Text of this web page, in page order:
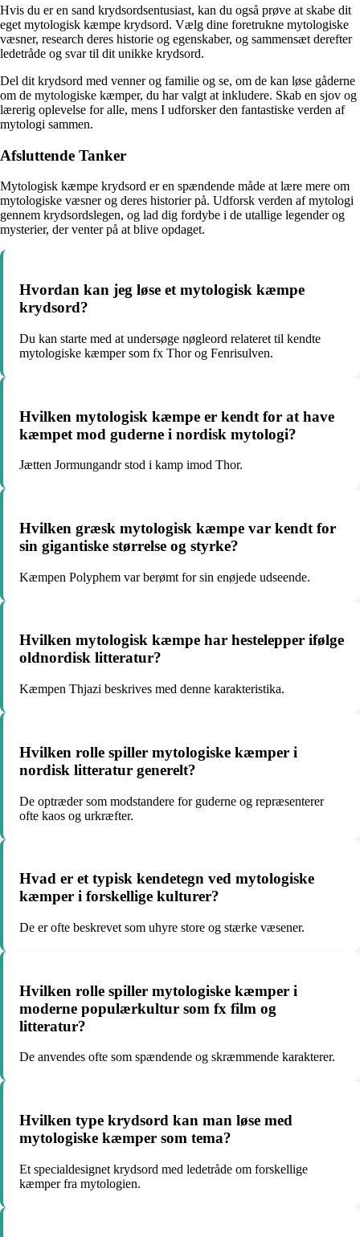
Hvis du er en sand krydsordsentusiast, kan du også prøve at skabe dit
eget mytologisk kæmpe krydsord. Vælg dine foretrukne mytologiske
væsner, research deres historie og egenskaber, og sammensæt derefter
ledetråde og svar til dit unikke krydsord.
Del dit krydsord med venner og familie og se, om de kan løse gåderne
om de mytologiske kæmper, du har valgt at inkludere. Skab en sjov og
lærerig oplevelse for alle, mens I udforsker den fantastiske verden af
mytologi sammen.
Afsluttende Tanker
Mytologisk kæmpe krydsord er en spændende måde at lære mere om
mytologiske væsner og deres historier på. Udforsk verden af mytologi
gennem krydsordslegen, og lad dig fordybe i de utallige legender og
mysterier, der venter på at blive opdaget.
Hvordan kan jeg løse et mytologisk kæmpe
krydsord?
Du kan starte med at undersøge nøgleord relateret til kendte
mytologiske kæmper som fx Thor og Fenrisulven.
Hvilken mytologisk kæmpe er kendt for at have
kæmpet mod guderne i nordisk mytologi?
Jætten Jormungandr stod i kamp imod Thor.
Hvilken græsk mytologisk kæmpe var kendt for
sin gigantiske størrelse og styrke?
Kæmpen Polyphem var berømt for sin enøjede udseende.
Hvilken mytologisk kæmpe har hestelepper ifølge
oldnordisk litteratur?
Kæmpen Thjazi beskrives med denne karakteristika.
Hvilken rolle spiller mytologiske kæmper i
nordisk litteratur generelt?
De optræder som modstandere for guderne og repræsenterer
ofte kaos og urkræfter.
Hvad er et typisk kendetegn ved mytologiske
kæmper i forskellige kulturer?
De er ofte beskrevet som uhyre store og stærke væsener.
Hvilken rolle spiller mytologiske kæmper i
moderne populærkultur som fx film og
litteratur?
De anvendes ofte som spændende og skræmmende karakterer.
Hvilken type krydsord kan man løse med
mytologiske kæmper som tema?
Et specialdesignet krydsord med ledetråde om forskellige
kæmper fra mytologien.